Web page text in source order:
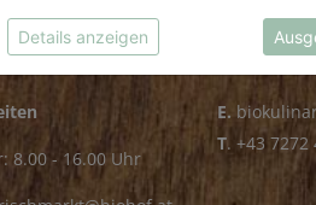
8.00 - 18.00 Uhr
- 14.00 Uhr
8.00 - 16.00 Uhr
Mo - Fr:
E.
T. +43 7272
Details anzeigen